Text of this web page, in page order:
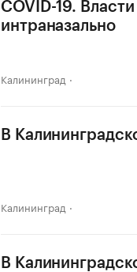
COVID-19.
интраназально
Калининград
В
Калининград
В